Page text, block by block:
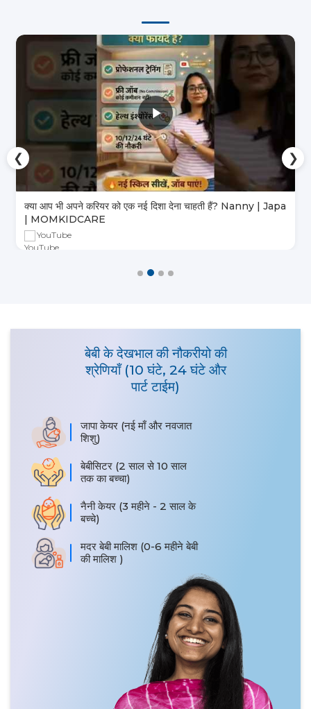
क्या आप भी अपने करियर को एक नई दिशा देना चाहती हैं? Nanny | Japa
| MOMKIDCARE
YouTube
❮ ❯
बेबी के देखभाल की नौकरीयो की
श्रेणियाँ (10 घंटे, 24 घंटे और
पार्ट टाईम)
जापा केयर (नई माँ और नवजात
शिशु)
बेबीसिटर (2 साल से 10 साल
तक का बच्चा)
नैनी केयर (3 महीने - 2 साल के
बच्चे)
मदर बेबी मालिश (0-6 महीने बेबी
की मालिश )